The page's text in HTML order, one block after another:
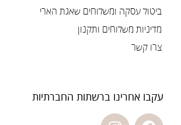
ביטול עסקה ומשלוחים שאגת הארי
מדיניות משלוחים ותקנון
צרו קשר
עקבו אחרינו ברשתות החברתיות